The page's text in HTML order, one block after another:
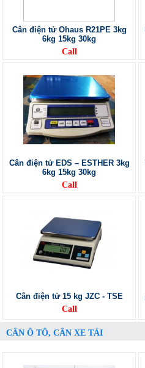
Cân điện tử Ohaus R21PE 3kg
6kg 15kg 30kg
Call
Cân điện tử EDS – ESTHER 3kg
6kg 15kg 30kg
Call
Cân điện tử 15 kg JZC - TSE
Call
CÂN Ô TÔ, CÂN XE TẢI